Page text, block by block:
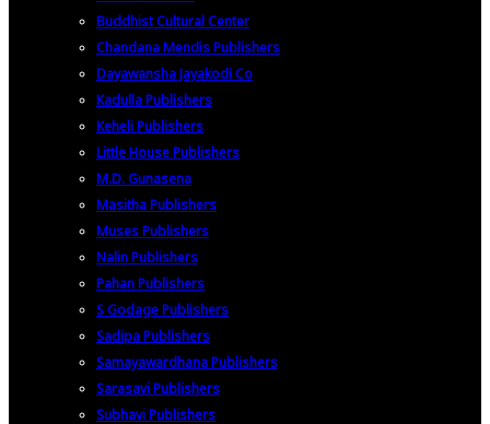
Buddhist Cultural Center
Chandana Mendis Publishers
Dayawansha Jayakodi Co
Kadulla Publishers
Keheli Publishers
Little House Publishers
M.D. Gunasena
Masitha Publishers
Muses Publishers
Nalin Publishers
Pahan Publishers
S Godage Publishers
Sadipa Publishers
Samayawardhana Publishers
Sarasavi Publishers
Subhavi Publishers